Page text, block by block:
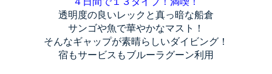
透明度の良いレックと真っ暗な船倉
サンゴや魚で華やかなマスト！
そんなギャップが素晴らしいダイビング！
宿もサービスもブルーラグーン利用